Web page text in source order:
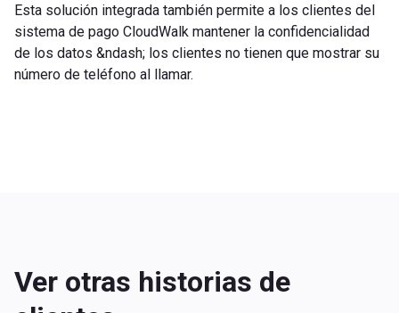
Esta solución integrada también permite a los clientes del
sistema de pago CloudWalk mantener la confidencialidad
de los datos &ndash; los clientes no tienen que mostrar su
número de teléfono al llamar.
Ver otras historias de